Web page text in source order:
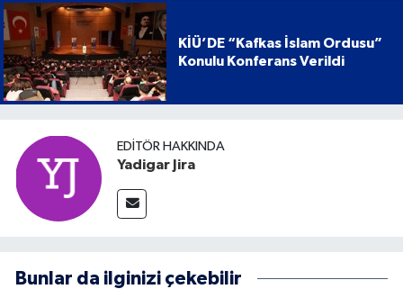
KİÜ’DE “Kafkas İslam Ordusu”
Konulu Konferans Verildi
EDITÖR HAKKINDA
Yadigar Jira
Bunlar da ilginizi çekebilir